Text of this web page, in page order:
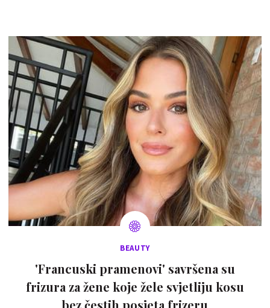
BEAUTY
'Francuski pramenovi' savršena su
frizura za žene koje žele svjetliju kosu
bez čestih posjeta frizeru